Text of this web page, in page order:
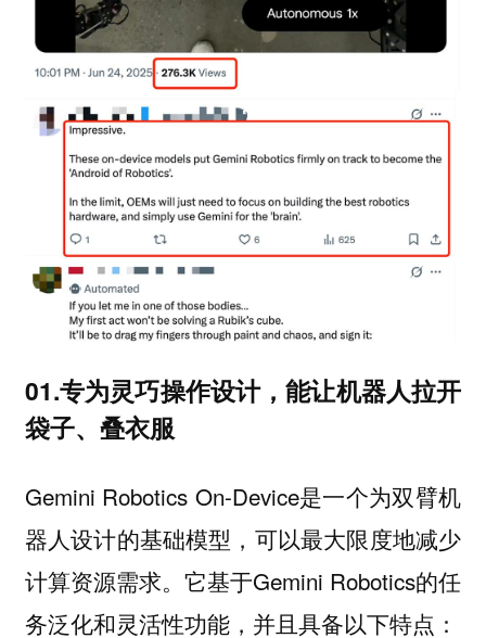
01.专为灵巧操作设计，能让机器人拉开
袋子、叠衣服
Gemini Robotics On-Device是一个为双臂机
器人设计的基础模型，可以最大限度地减少
计算资源需求。它基于Gemini Robotics的任
务泛化和灵活性功能，并且具备以下特点：